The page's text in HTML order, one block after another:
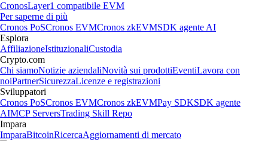
CronosLayer1 compatibile EVM
Per saperne di più
Cronos PoSCronos EVMCronos zkEVMSDK agente AI
Esplora
AffiliazioneIstituzionaliCustodia
Crypto.com
Chi siamoNotizie aziendaliNovità sui prodottiEventiLavora con
noiPartnerSicurezzaLicenze e registrazioni
Sviluppatori
Cronos PoSCronos EVMCronos zkEVMPay SDKSDK agente
AIMCP ServersTrading Skill Repo
Impara
ImparaBitcoinRicercaAggiornamenti di mercato